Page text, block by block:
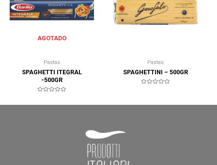
AGOTADO
Pastas
SPAGHETTI ITEGRAL
-500GR
Pastas
SPAGHETTINI – 500GR
de